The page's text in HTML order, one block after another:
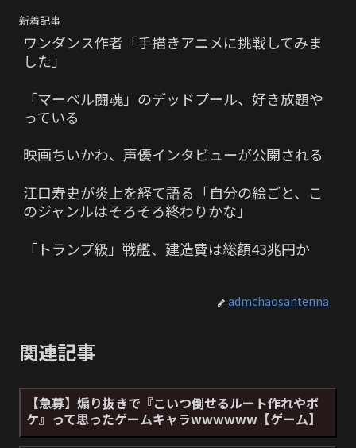
新着記事
ワンダンス作者「手描きアニメに挑戦してみま
した」
「マーベル闘魂」のデッドプール、好き放題や
っている
映画ちいかわ、声優インタビューが公開される
江口寿史が炎上を経て語る「自分の絵ごと、こ
のジャンルはそろそろ終わりかな」
「トランプ級」戦艦、建造費は総額43兆円か
admchaosantenna
関連記事
【急募】煽り抜きで『こいつ倒せるルート作れやボ
ケ』って思ったゲームキャラwwwwww【ゲーム】